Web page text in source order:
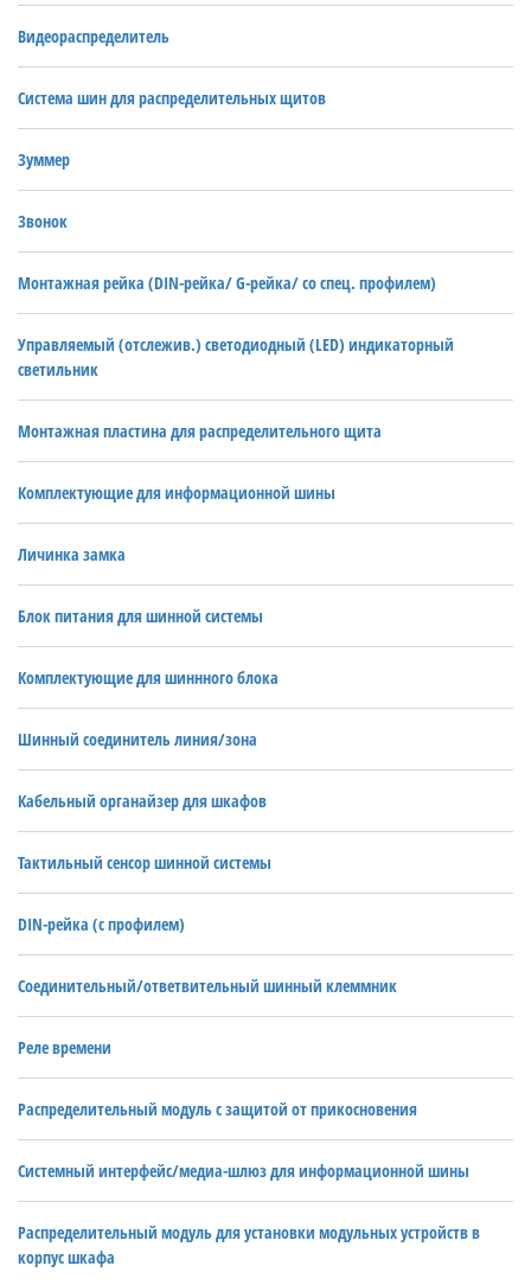
Видеораспределитель
Система шин для распределительных щитов
Зуммер
Звонок
Монтажная рейка (DIN-рейка/ G-рейка/ со спец. профилем)
Управляемый (отслежив.) светодиодный (LED) индикаторный
светильник
Монтажная пластина для распределительного щита
Комплектующие для информационной шины
Личинка замка
Блок питания для шинной системы
Комплектующие для шиннного блока
Шинный соединитель линия/зона
Кабельный органайзер для шкафов
Тактильный сенсор шинной системы
DIN-рейка (с профилем)
Соединительный/ответвительный шинный клеммник
Реле времени
Распределительный модуль с защитой от прикосновения
Системный интерфейс/медиа-шлюз для информационной шины
Распределительный модуль для установки модульных устройств в
корпус шкафа